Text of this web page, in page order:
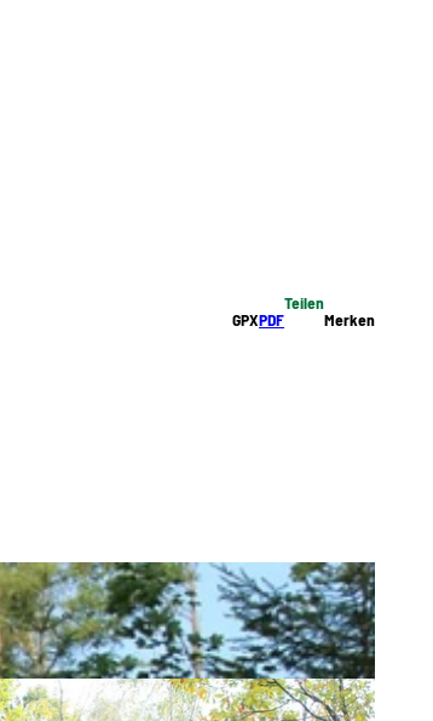
GPXPDF
Teilen
Merken